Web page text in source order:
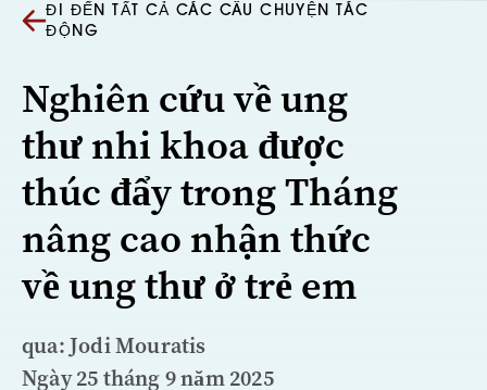
ĐI ĐẾN TẤT CẢ CÁC CÂU CHUYỆN TÁC
ĐỘNG
Nghiên cứu về ung
thư nhi khoa được
thúc đẩy trong Tháng
nâng cao nhận thức
về ung thư ở trẻ em
qua: Jodi Mouratis
Ngày 25 tháng 9 năm 2025